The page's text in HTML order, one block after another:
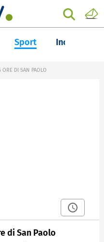
Sport Inchieste
ORE DI SAN PAOLO
di San Paolo